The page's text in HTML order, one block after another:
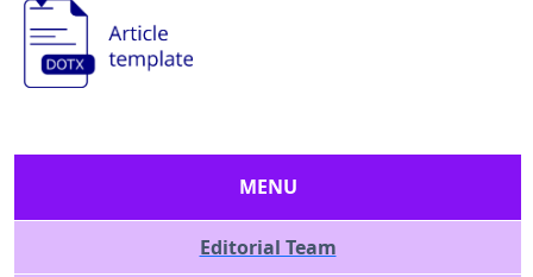
MENU
Editorial Team